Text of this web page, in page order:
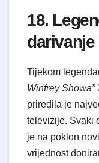
18.
darivanje
Tijekom
Winfrey Showa”
priredila je
televizije. Svaki
je na poklon novi
vrijednost